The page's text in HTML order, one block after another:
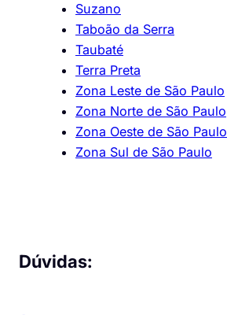
Suzano
Taboão da Serra
Taubaté
Terra Preta
Zona Leste de São Paulo
Zona Norte de São Paulo
Zona Oeste de São Paulo
Zona Sul de São Paulo
Dúvidas: